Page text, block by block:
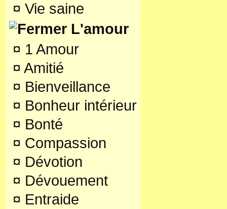
¤ Vie saine
L'amour
¤ 1 Amour
¤ Amitié
¤ Bienveillance
¤ Bonheur intérieur
¤ Bonté
¤ Compassion
¤ Dévotion
¤ Dévouement
¤ Entraide